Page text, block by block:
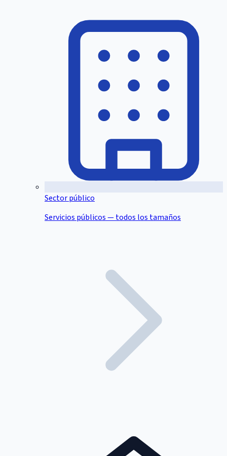
Sector público
Servicios públicos — todos los tamaños